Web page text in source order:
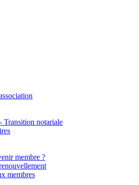
Transition notariale
membre ?
membres